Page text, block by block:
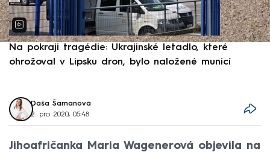
Na pokraji tragédie: Ukrajinské letadlo, které
ohrožoval v Lipsku dron, bylo naložené municí
Dáša Šamanová
2. pro 2020, 05:48
Jihoafričanka Maria Wagenerová objevila na